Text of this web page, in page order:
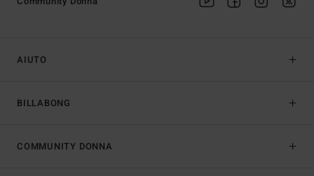
AIUTO
BILLABONG
COMMUNITY DONNA